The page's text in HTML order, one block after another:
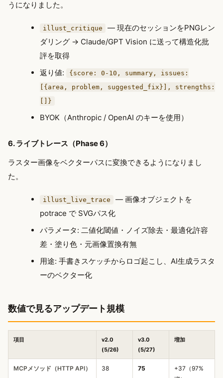
うになりました。
illust_critique
— 現在のセッションをPNGレン
ダリング → Claude/GPT Vision に送って構造化批
評を取得
返り値:
{score: 0-10, summary, issues:
[{area, problem, suggested_fix}], strengths:
[]}
BYOK（Anthropic / OpenAI のキーを使用）
6. ライブトレース（Phase 6）
ラスター画像をベクターパスに変換できるようになりまし
た。
illust_live_trace
— 画像オブジェクトを
potrace で SVGパス化
パラメータ: 二値化閾値・ノイズ除去・最適化許容
差・塗り色・元画像置換有無
用途: 手書きスケッチからロゴ起こし、AI生成ラスタ
ーのベクター化
数値で見るアップデート規模
項目
v2.0
(5/26)
v3.0
(5/27)
増加
MCPメソッド（HTTP API） 38 75
+37（97%